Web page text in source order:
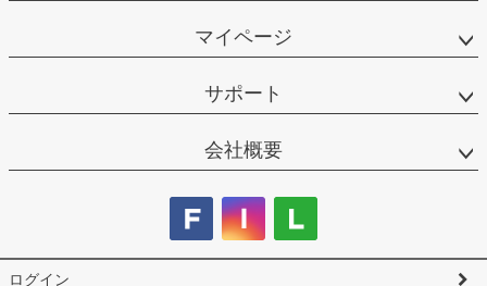
マイページ
サポート
会社概要
ログイン